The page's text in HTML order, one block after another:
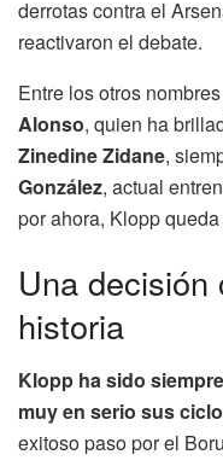
derrotas contra el
reactivaron el debate.
Entre los otros
Alonso, quien ha
Zinedine Zidane,
González, actual
por ahora, Klopp
Una decisión
historia
Klopp ha sido
muy en serio sus
exitoso paso por el